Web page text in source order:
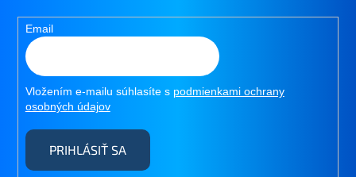
Email
Vložením e-mailu súhlasíte s podmienkami ochrany
osobných údajov
PRIHLÁSIŤ SA